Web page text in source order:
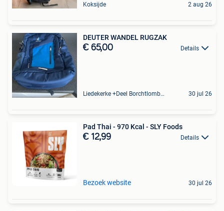
Koksijde 2 aug 26
DEUTER WANDEL RUGZAK
€ 65,00 Details
Liedekerke +Deel Borchtlombeek 30 jul 26
Pad Thai - 970 Kcal - SLY Foods
€ 12,99 Details
Bezoek website 30 jul 26